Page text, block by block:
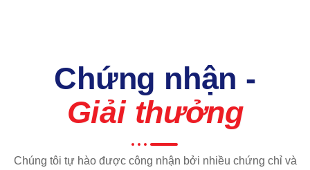
Chứng nhận -
Giải thưởng
Chúng tôi tự hào được công nhận bởi nhiều chứng chỉ và